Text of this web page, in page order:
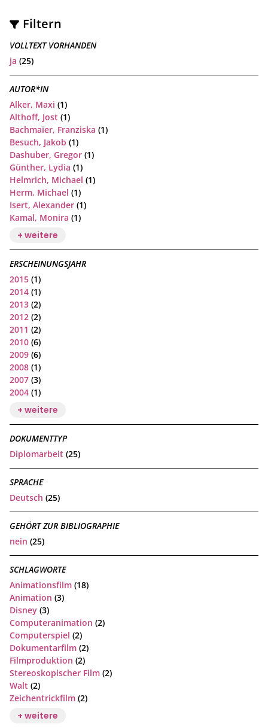
Filtern
VOLLTEXT VORHANDEN
ja (25)
AUTOR*IN
Alker, Maxi (1)
Althoff, Jost (1)
Bachmaier, Franziska (1)
Besuch, Jakob (1)
Dashuber, Gregor (1)
Günther, Lydia (1)
Helmrich, Michael (1)
Herm, Michael (1)
Isert, Alexander (1)
Kamal, Monira (1)
+ weitere
ERSCHEINUNGSJAHR
2015 (1)
2014 (1)
2013 (2)
2012 (2)
2011 (2)
2010 (6)
2009 (6)
2008 (1)
2007 (3)
2004 (1)
+ weitere
DOKUMENTTYP
Diplomarbeit (25)
SPRACHE
Deutsch (25)
GEHÖRT ZUR BIBLIOGRAPHIE
nein (25)
SCHLAGWORTE
Animationsfilm (18)
Animation (3)
Disney (3)
Computeranimation (2)
Computerspiel (2)
Dokumentarfilm (2)
Filmproduktion (2)
Stereoskopischer Film (2)
Walt (2)
Zeichentrickfilm (2)
+ weitere